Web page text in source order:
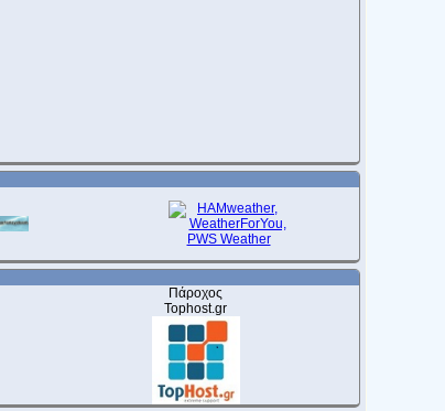
Πάροχος
Tophost.gr